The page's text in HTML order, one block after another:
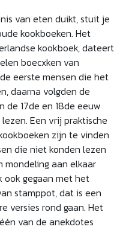
van eten duikt, stuit je
kookboeken. Het
kookboek, dateert
boecxken van
eerste mensen die het
daarna volgden de
de 17de en 18de eeuw
Een vrij praktische
zijn te vinden
die niet konden lezen
mondeling aan elkaar
ook gegaan met het
stamppot, dat is een
versies rond gaan. Het
van de anekdotes